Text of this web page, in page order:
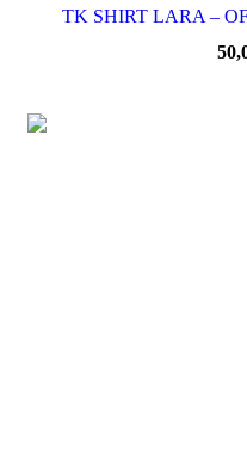
TK SHIRT LARA –